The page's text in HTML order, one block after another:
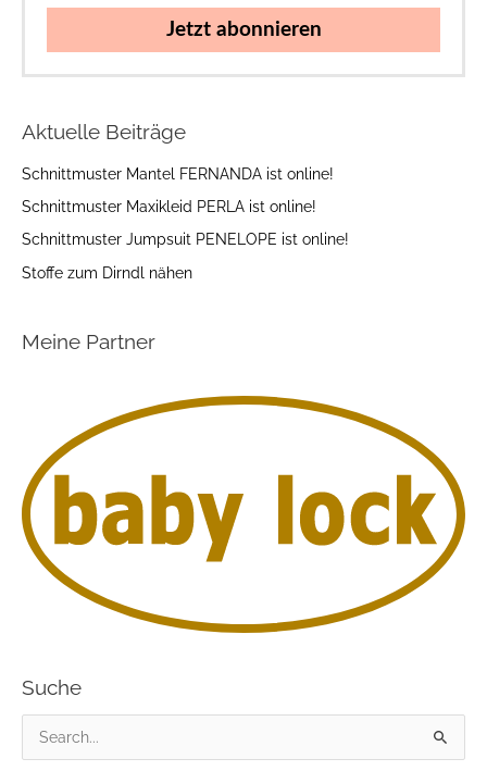
Jetzt abonnieren
Aktuelle Beiträge
Schnittmuster Mantel FERNANDA ist online!
Schnittmuster Maxikleid PERLA ist online!
Schnittmuster Jumpsuit PENELOPE ist online!
Stoffe zum Dirndl nähen
Meine Partner
Suche